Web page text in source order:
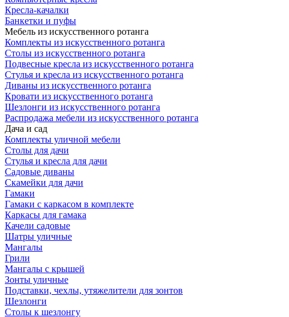
Кресла-качалки
Банкетки и пуфы
Мебель из искусственного ротанга
Комплекты из искусственного ротанга
Столы из искусственного ротанга
Подвесные кресла из искусственного ротанга
Стулья и кресла из искусственного ротанга
Диваны из искусственного ротанга
Кровати из искусственного ротанга
Шезлонги из искусственного ротанга
Распродажа мебели из искусственного ротанга
Дача и сад
Комплекты уличной мебели
Столы для дачи
Стулья и кресла для дачи
Садовые диваны
Скамейки для дачи
Гамаки
Гамаки с каркасом в комплекте
Каркасы для гамака
Качели садовые
Шатры уличные
Мангалы
Грили
Мангалы с крышей
Зонты уличные
Подставки, чехлы, утяжелители для зонтов
Шезлонги
Столы к шезлонгу